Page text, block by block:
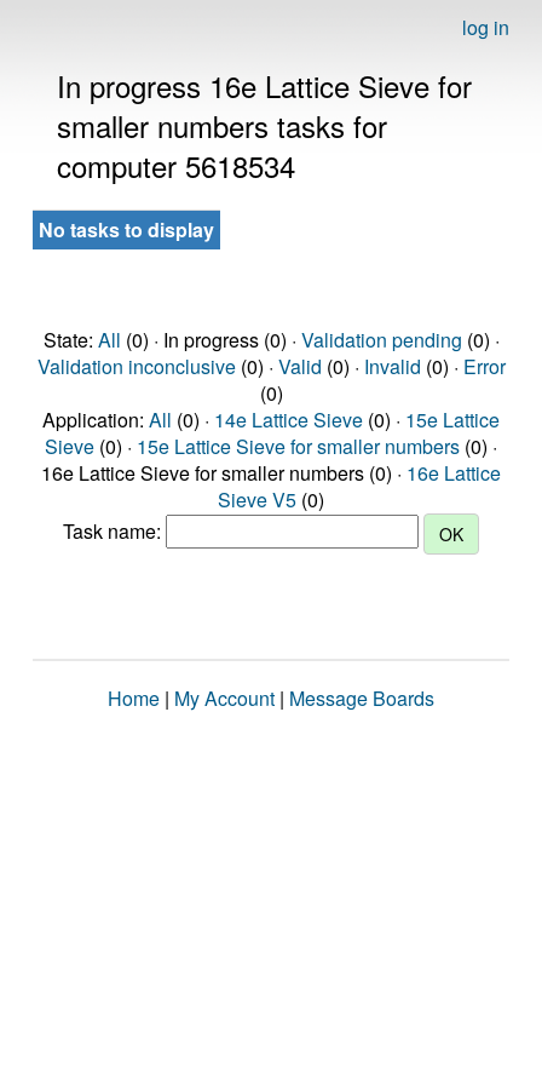
log in
In progress 16e Lattice Sieve for
smaller numbers tasks for
computer 5618534
No tasks to display
State: All (0) · In progress (0) · Validation pending (0) ·
Validation inconclusive(0) · Valid (0) · Invalid (0) · Error
(0)
Application: All (0) · 14e Lattice Sieve (0) · 15e Lattice
Sieve (0) · 15e Lattice Sieve for smaller numbers (0) ·
16e Lattice Sieve for smaller numbers (0) · 16e Lattice
Sieve V5 (0)
Task name:
Home | My Account | Message Boards